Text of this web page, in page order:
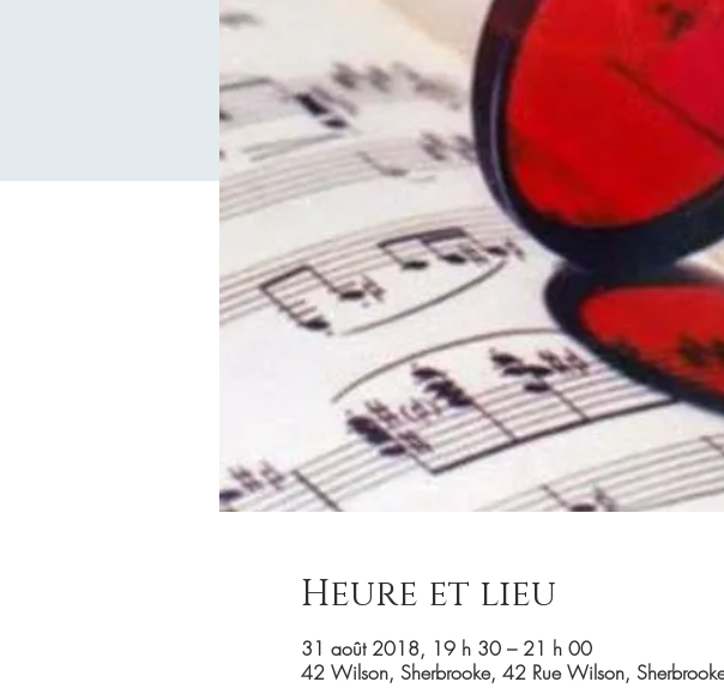
Heure et lieu
31 août 2018, 19 h 30 – 21 h 00
42 Wilson, Sherbrooke, 42 Rue Wilson,